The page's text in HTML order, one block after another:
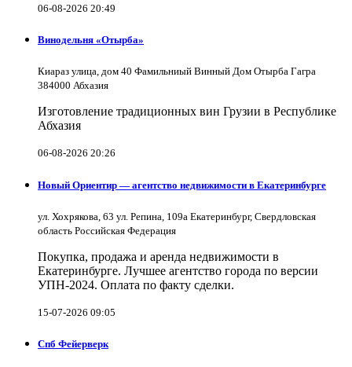
06-08-2026 20:49
Винодельня «Отырба»
Киараз улица, дом 40 Фамильниый Винный Дом Отырба Гагра
384000 Абхазия
Изготовление традиционных вин Грузии в Республике
Абхазия
06-08-2026 20:26
Новый Ориентир — агентство недвижимости в Екатеринбурге
ул. Хохрякова, 63 ул. Репина, 109a Екатеринбург, Свердловская
область Российская Федерация
Покупка, продажа и аренда недвижимости в
Екатеринбурге. Лучшее агентство города по версии
УПН-2024. Оплата по факту сделки.
15-07-2026 09:05
Спб Фейерверк